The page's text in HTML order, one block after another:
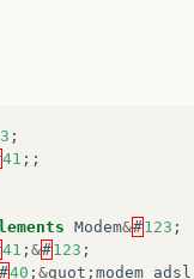
;
41 ;;
Modem&#123 ;
41 ; &#123 ;
#40 ; &quot ; modem adsl